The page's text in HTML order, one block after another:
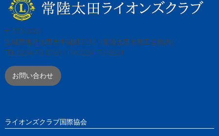
〒313-0061
茨城県常陸太田市中城町3210（常陸太田市商工会館内）
TEL:0294-73-0769 / FAX:0294-73-0831
お問い合わせ
ライオンズクラブ国際協会